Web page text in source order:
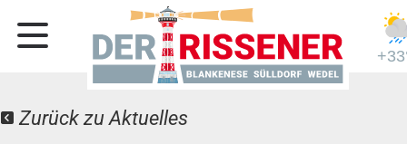
Zurück zu Aktuelles